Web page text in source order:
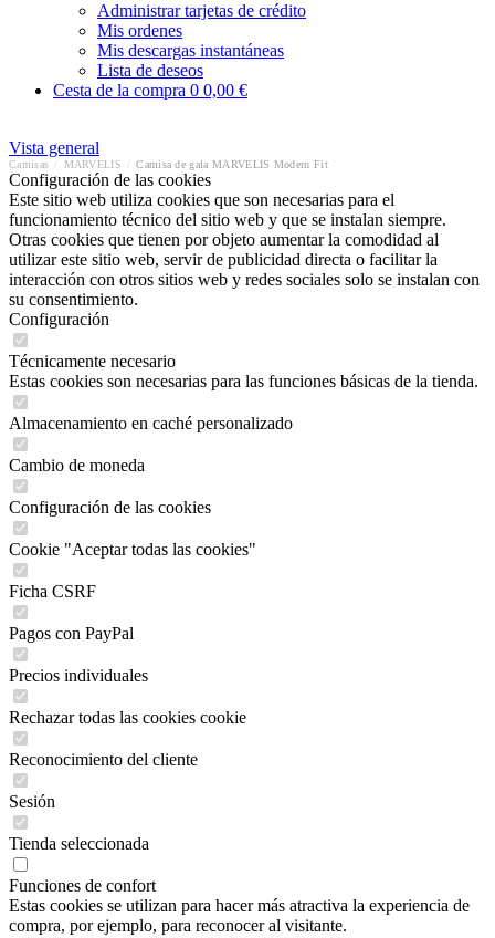
Administrar tarjetas de crédito
Mis ordenes
Mis descargas instantáneas
Lista de deseos
Cesta de la compra 0 0,00 €
Vista general
Camisas MARVELIS Camisa de gala MARVELIS Modern Fit
Configuración de las cookies
Este sitio web utiliza cookies que son necesarias para el
funcionamiento técnico del sitio web y que se instalan siempre.
Otras cookies que tienen por objeto aumentar la comodidad al
utilizar este sitio web, servir de publicidad directa o facilitar la
interacción con otros sitios web y redes sociales solo se instalan con
su consentimiento.
Configuración
Técnicamente necesario
Estas cookies son necesarias para las funciones básicas de la tienda.
Almacenamiento en caché personalizado
Cambio de moneda
Configuración de las cookies
Cookie "Aceptar todas las cookies"
Ficha CSRF
Pagos con PayPal
Precios individuales
Rechazar todas las cookies cookie
Reconocimiento del cliente
Sesión
Tienda seleccionada
Funciones de confort
Estas cookies se utilizan para hacer más atractiva la experiencia de
compra, por ejemplo, para reconocer al visitante.